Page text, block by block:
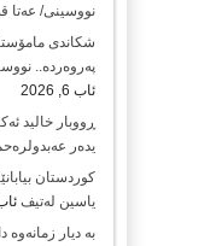
نووسینی/ عەتا
شکاندی
پەروەردە..
ئاب 6, 2026
ڕووبار خالید
یدەر
کوردستان
یاسین لەتیف ئاب 6,
بە دیار زمانەوە